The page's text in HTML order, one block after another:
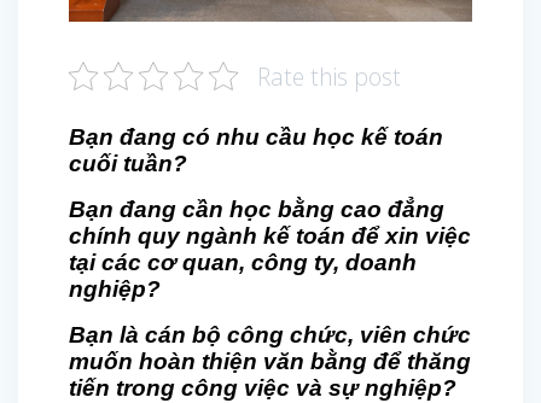
Rate this post
Bạn đang có nhu cầu học kế toán
cuối tuần?
Bạn đang cần học bằng cao đẳng
chính quy ngành kế toán để xin việc
tại các cơ quan, công ty, doanh
nghiệp?
Bạn là cán bộ công chức, viên chức
muốn hoàn thiện văn bằng để thăng
tiến trong công việc và sự nghiệp?